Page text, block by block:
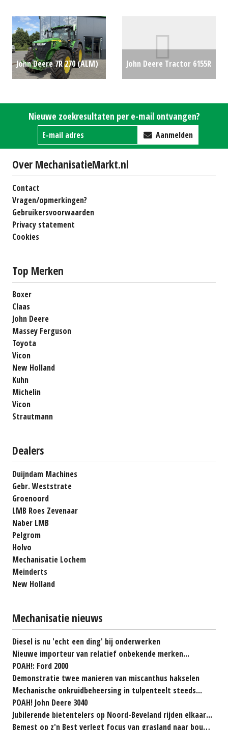
John Deere 7R 270 (ALM)
John Deere Tractor 6155R
Nieuwe zoekresultaten per e-mail ontvangen?
Aanmelden
Over MechanisatieMarkt.nl
Contact
Vragen/opmerkingen?
Gebruikersvoorwaarden
Privacy statement
Cookies
Top Merken
Boxer
Claas
John Deere
Massey Ferguson
Toyota
Vicon
New Holland
Kuhn
Michelin
Vicon
Strautmann
Dealers
Duijndam Machines
Gebr. Weststrate
Groenoord
LMB Roes Zevenaar
Naber LMB
Pelgrom
Holvo
Mechanisatie Lochem
Meinderts
New Holland
Mechanisatie nieuws
Diesel is nu 'echt een ding' bij onderwerken
Nieuwe importeur van relatief onbekende merken...
POAH!: Ford 2000
Demonstratie twee manieren van miscanthus hakselen
Mechanische onkruidbeheersing in tulpenteelt steeds...
POAH! John Deere 3040
Jubilerende bietentelers op Noord-Beveland rijden elkaar...
Bemest op z'n Best verlegt focus van grasland naar bouwland